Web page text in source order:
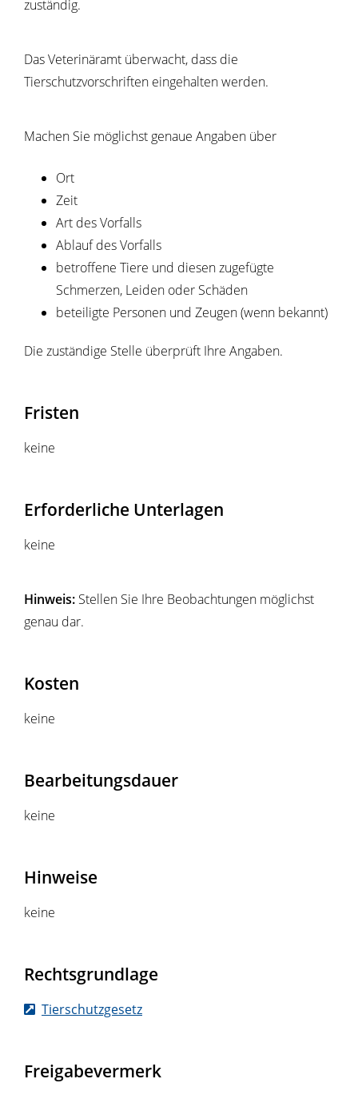
zuständig.
Das Veterinäramt überwacht, dass die
Tierschutzvorschriften eingehalten werden.
Machen Sie möglichst genaue Angaben über
Ort
Zeit
Art des Vorfalls
Ablauf des Vorfalls
betroffene Tiere und diesen zugefügte
Schmerzen, Leiden oder Schäden
beteiligte Personen und Zeugen(wenn bekannt)
Die zuständige Stelle überprüft Ihre Angaben.
Fristen
keine
Erforderliche Unterlagen
keine
Hinweis: Stellen Sie Ihre Beobachtungen möglichst
genau dar.
Kosten
keine
Bearbeitungsdauer
keine
Hinweise
keine
Rechtsgrundlage
Tierschutzgesetz
Freigabevermerk